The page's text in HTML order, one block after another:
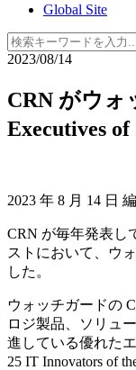
Global Site
2023/08/14
CRN がウォ
Executives
2023 年 8 月 14 日
CRN が毎年発表し
ストにおいて、ウ
した。
ウォッチガードの
ロジ製品、ソリュ
進している優れた
25 IT Innovators of